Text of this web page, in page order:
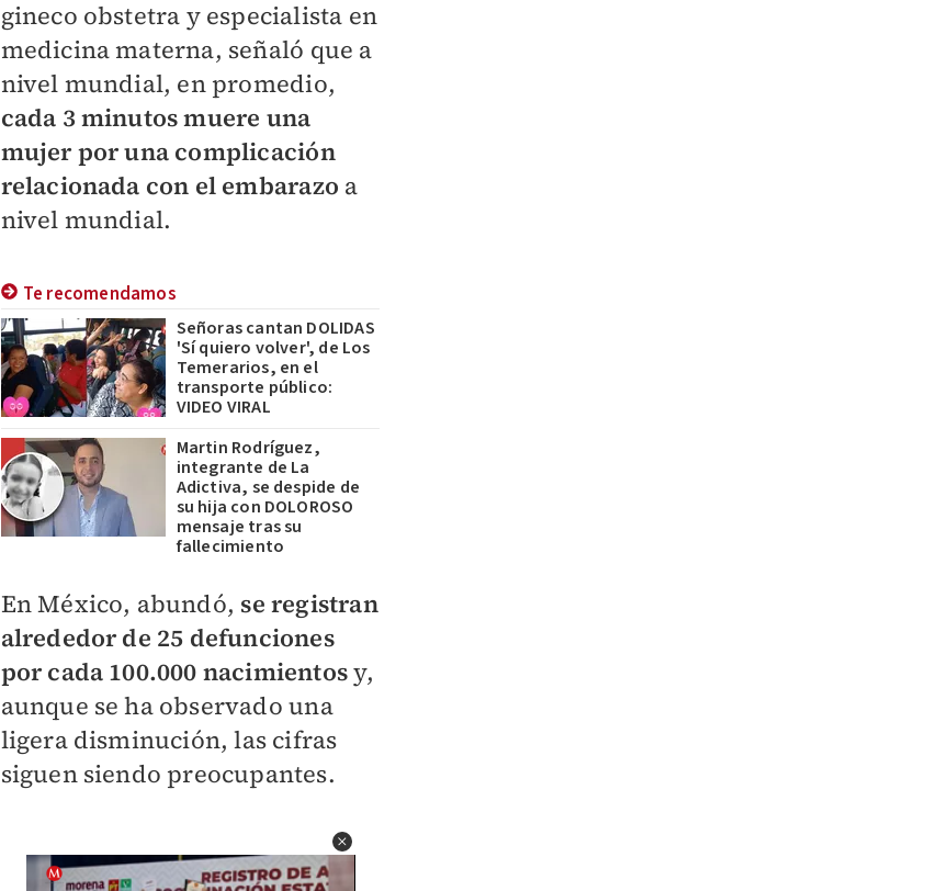
gineco obstetra y especialista en
medicina materna, señaló que a
nivel mundial, en promedio,
cada 3 minutos muere una
mujer por una complicación
relacionada con el embarazo a
nivel mundial.
Te recomendamos
Señoras cantan DOLIDAS
'Sí quiero volver', de Los
Temerarios, en el
transporte público:
VIDEO VIRAL
Martin Rodríguez,
integrante de La
Adictiva, se despide de
su hija con DOLOROSO
mensaje tras su
fallecimiento
En México, abundó, se registran
alrededor de 25 defunciones
por cada 100.000 nacimientosy,
aunque se ha observado una
ligera disminución, las cifras
siguen siendo preocupantes.